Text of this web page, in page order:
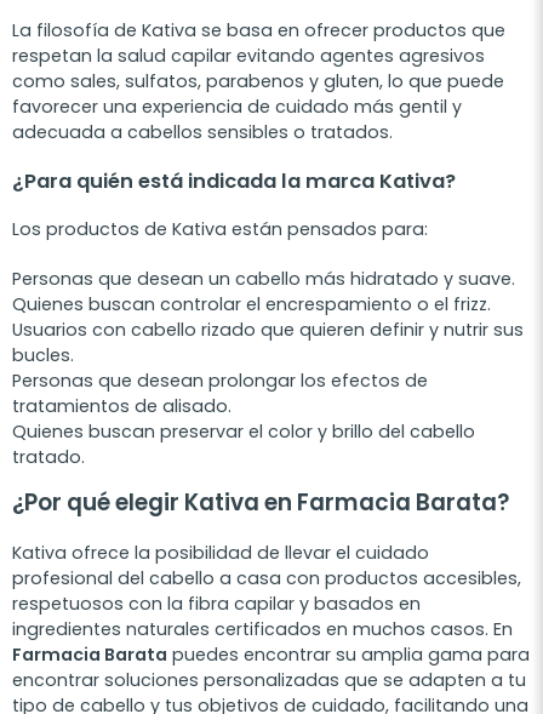
La filosofía de Kativa se basa en ofrecer productos que
respetan la salud capilar evitando agentes agresivos
como sales, sulfatos, parabenos y gluten, lo que puede
favorecer una experiencia de cuidado más gentil y
adecuada a cabellos sensibles o tratados.
¿Para quién está indicada la marca Kativa?
Los productos de Kativa están pensados para:
Personas que desean un cabello más hidratado y suave.
Quienes buscan controlar el encrespamiento o el frizz.
Usuarios con cabello rizado que quieren definir y nutrir sus
bucles.
Personas que desean prolongar los efectos de
tratamientos de alisado.
Quienes buscan preservar el color y brillo del cabello
tratado.
¿Por qué elegir Kativa en Farmacia Barata?
Kativa ofrece la posibilidad de llevar el cuidado
profesional del cabello a casa con productos accesibles,
respetuosos con la fibra capilar y basados en
ingredientes naturales certificados en muchos casos. En
Farmacia Barata puedes encontrar su amplia gama para
encontrar soluciones personalizadas que se adapten a tu
tipo de cabello y tus objetivos de cuidado, facilitando una